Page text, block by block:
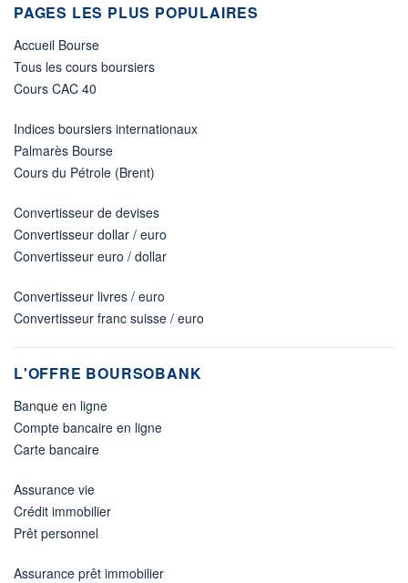
PAGES LES PLUS POPULAIRES
Accueil Bourse
Tous les cours boursiers
Cours CAC 40
Indices boursiers internationaux
Palmarès Bourse
Cours du Pétrole (Brent)
Convertisseur de devises
Convertisseur dollar / euro
Convertisseur euro / dollar
Convertisseur livres / euro
Convertisseur franc suisse / euro
L'OFFRE BOURSOBANK
Banque en ligne
Compte bancaire en ligne
Carte bancaire
Assurance vie
Crédit immobilier
Prêt personnel
Assurance prêt immobilier